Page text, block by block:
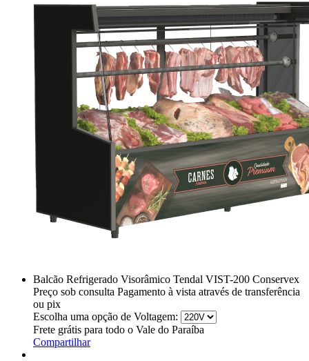
Balcão Refrigerado Visorâmico Tendal VIST-200 Conservex
Preço sob consulta Pagamento à vista através de transferência
ou pix
Escolha uma opção de Voltagem:
Frete grátis para todo o Vale do Paraíba
Compartilhar